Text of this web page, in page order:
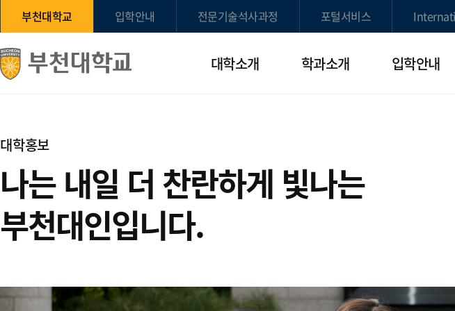
부천대학교 입학안내 전문기술석사과정 포털서비스
대학소개 학과소개 입학안내
대학홍보
나는 내일 더 찬란하게 빛나는
부천대인입니다.